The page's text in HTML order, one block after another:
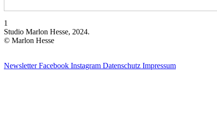
1
Studio Marlon Hesse, 2024.
© Marlon Hesse
NewsletterFacebook Instagram Datenschutz Impressum